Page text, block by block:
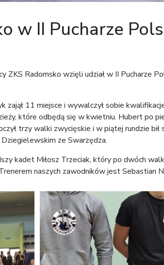
w II Pucharze
ZKS Radomsko wzięli udział w II Pucharze
zajął 11 miejsce i wywalczył sobie
które odbędą się w kwietniu. Hubert po
trzy walki zwycięskie i w piątej rundzie
ze Swarzędza.
kadet Miłosz Trzeciak, który po dwóch
naszych zawodników jest Sebastian